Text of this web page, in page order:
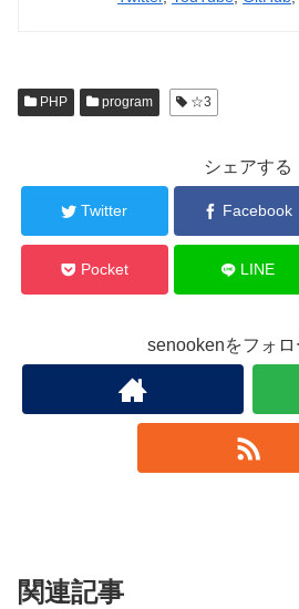
PHP program ☆3
シェアする
Twitter Facebook
Pocket LINE
senookenをフォロ
関連記事